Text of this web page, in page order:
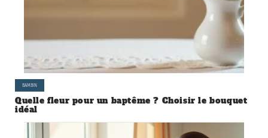
BAMBIN
Quelle fleur pour un baptême ? Choisir le bouquet
idéal